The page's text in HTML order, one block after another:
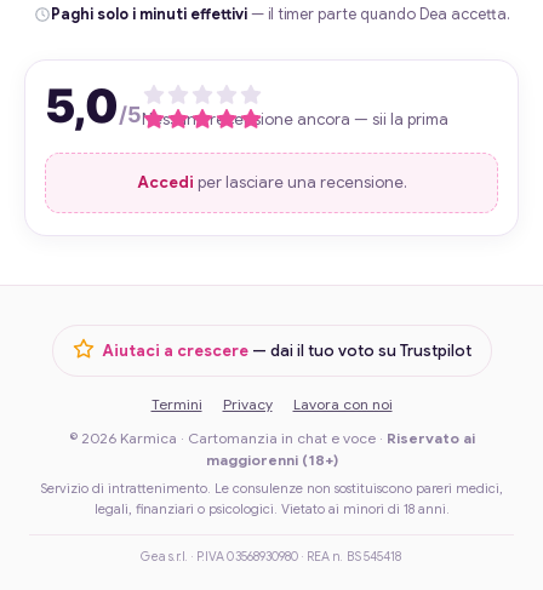
Paghi solo i minuti effettivi— il timer parte quando Dea accetta.
5,0/5Nessuna recensione ancora — sii la prima
Accedi per lasciare una recensione.
Aiutaci a crescere— dai il tuo voto su Trustpilot
Termini Privacy
Lavora con noi
© 2026 Karmica · Cartomanzia in chat e voce · Riservato ai
maggiorenni (18+)
Servizio di intrattenimento. Le consulenze non sostituiscono pareri medici,
legali, finanziari o psicologici. Vietato ai minori di 18 anni.
Gea s.r.l. · P.IVA 03568930980 · REA n. BS 545418